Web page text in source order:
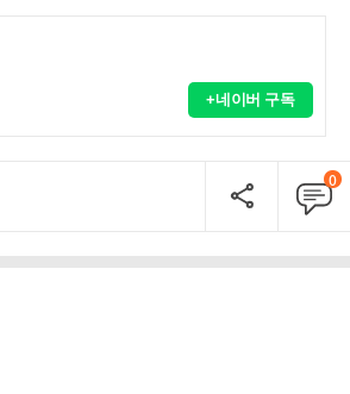
+네이버 구독
0